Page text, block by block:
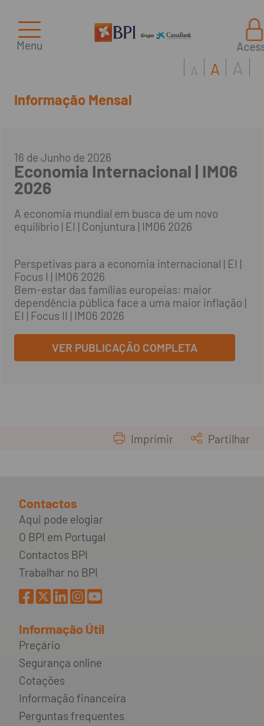
Menu
Informação Mensal
A A A
16 de Junho de 2026
Economia Internacional | IM06
2026
A economia mundial em busca de um novo
equilíbrio | EI | Conjuntura | IM06 2026
Perspetivas para a economia internacional | EI |
Focus I | IM06 2026
Bem-estar das famílias europeias: maior
dependência pública face a uma maior inflação |
EI | Focus II | IM06 2026
VER PUBLICAÇÃO COMPLETA
Imprimir Partilhar
Contactos
Aqui pode elogiar
O BPI em Portugal
Contactos BPI
Trabalhar no BPI
Informação Útil
Preçário
Segurança online
Cotações
Informação financeira
Perguntas frequentes